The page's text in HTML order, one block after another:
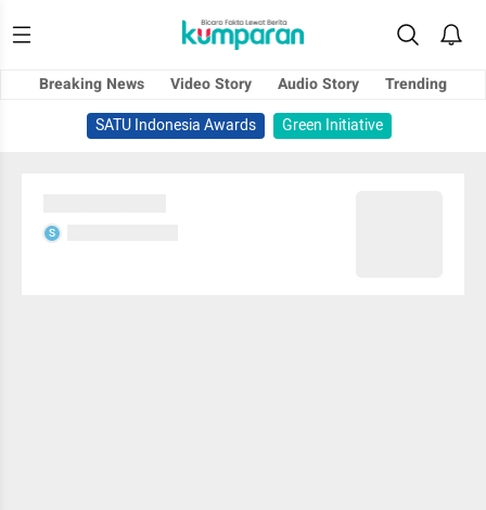
Breaking News Video Story Audio Story
Trending
SATU Indonesia Awards
Green Initiative
S